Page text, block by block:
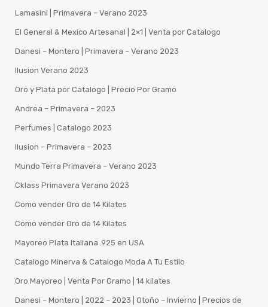
Lamasini | Primavera – Verano 2023
El General & Mexico Artesanal | 2×1 | Venta por Catalogo
Danesi – Montero | Primavera – Verano 2023
Ilusion Verano 2023
Oro y Plata por Catalogo | Precio Por Gramo
Andrea – Primavera – 2023
Perfumes | Catalogo 2023
Ilusion – Primavera – 2023
Mundo Terra Primavera – Verano 2023
Cklass Primavera Verano 2023
Como vender Oro de 14 Kilates
Como vender Oro de 14 Kilates
Mayoreo Plata Italiana .925 en USA
Catalogo Minerva & Catalogo Moda A Tu Estilo
Oro Mayoreo | Venta Por Gramo | 14 kilates
Danesi – Montero | 2022 – 2023 | Otoño – Invierno | Precios de